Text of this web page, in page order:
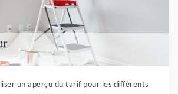
un aperçu du tarif pour les différents